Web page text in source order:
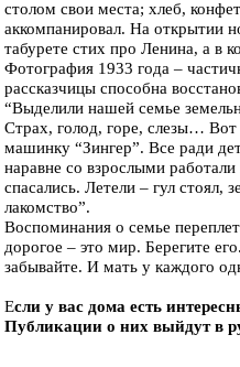
столом свои места; хлеб,
аккомпанировал. На открытии
табурете стих про Ленина, а в
Фотография 1933 года –
рассказчицы способна
“Выделили нашей семье
Страх, голод, горе, слезы…
машинку “Зингер”. Все ради
наравне со взрослыми
спасались. Летели – гул
лакомство”.
Воспоминания о семье
дорогое – это мир. Берегите
забывайте. И мать у каждого
Если у вас дома есть
Публикации о них выйдут в